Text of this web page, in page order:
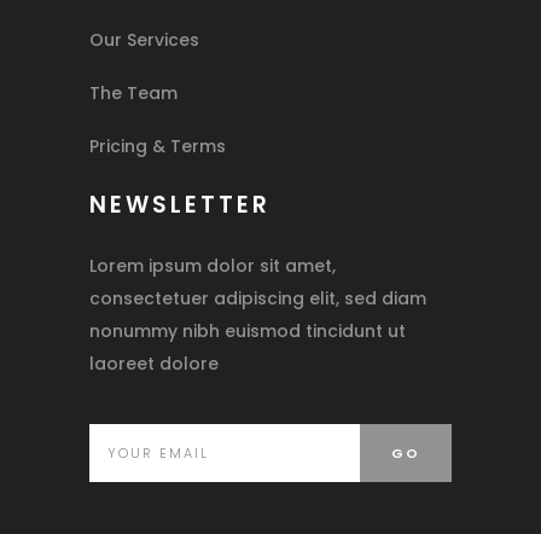
Our Services
The Team
Pricing & Terms
NEWSLETTER
Lorem ipsum dolor sit amet,
consectetuer adipiscing elit, sed diam
nonummy nibh euismod tincidunt ut
laoreet dolore